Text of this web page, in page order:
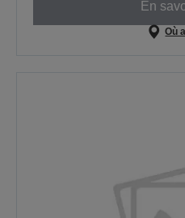
En
Où